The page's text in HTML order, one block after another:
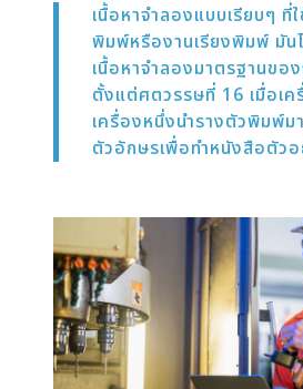
เนื้อหาจำลองแบบเรียบๆ ที่
พิมพ์หรืองานเรียงพิมพ์ มัน
เนื้อหาจำลองมาตรฐานขอ
ตั้งแต่ศตวรรษที่ 16 เมื่อเค
เครื่องหนึ่งนำรางตัวพิมพ์ม
ตัวอักษรเพื่อทำหนังสือตัวอ